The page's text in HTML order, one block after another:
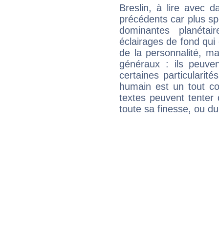
Breslin, à lire avec
précédents car plus
dominantes
éclairages de fond
de la personnalité,
généraux : ils
certaines
humain est un tout
textes peuvent tenter
toute sa finesse, ou